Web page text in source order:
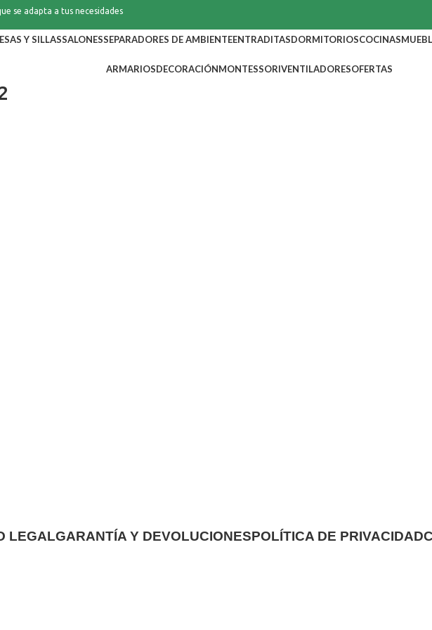
se adapta a tus necesidades
Y SILLASSALONESSEPARADORES DE AMBIENTEENTRADITASDORMITORIOSCOCINAS
ARMARIOSDECORACIÓNMONTESSORIVENTILADORESOFERTAS
LEGALGARANTÍA Y DEVOLUCIONESPOLÍTICA DE PRIVACIDAD